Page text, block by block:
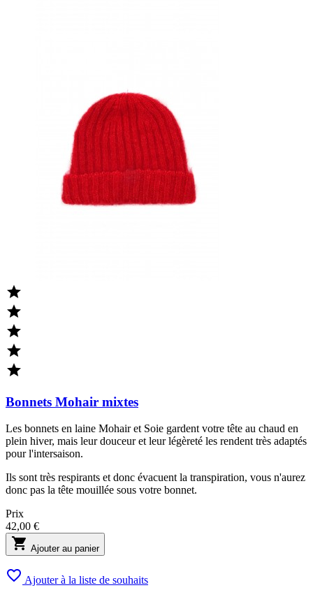





Bonnets Mohair mixtes
Les bonnets en laine Mohair et Soie gardent votre tête au chaud en
plein hiver, mais leur douceur et leur légèreté les rendent très adaptés
pour l'intersaison.
Ils sont très respirants et donc évacuent la transpiration, vous n'aurez
donc pas la tête mouillée sous votre bonnet.
Prix
42,00 €
 Ajouter au panier
 Ajouter à la liste de souhaits